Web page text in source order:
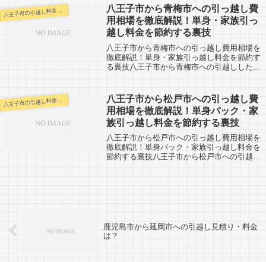
います。八王子市から宇都宮市までは約16...
八王子市の引越し料金・代金相場・見積り情報
八王子市から青梅市への引っ越し費
用相場を徹底解説！単身・家族引っ
越し料金を節約する裏技
八王子市から青梅市への引っ越し費用相場を
徹底解説！単身・家族引っ越し料金を節約す
る裏技八王子市から青梅市への引越しした人
子市から青梅市はすぐそばなので当日中に
引...
八王子市の引越し料金・代金相場・見積り情報
八王子市から松戸市への引っ越し費
用相場を徹底解説！単身パック・家
族引っ越し料金を節約する裏技
八王子市から松戸市への引っ越し費用相場を
徹底解説！単身パック・家族引っ越し料金を
節約する裏技八王子市から松戸市への引越し
鹿児島市から延岡市への引越し見積り・料金
は？